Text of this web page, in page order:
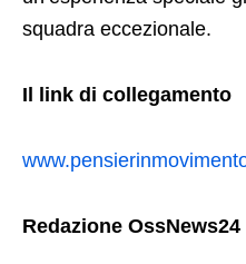
squadra eccezionale.
Il link di collegamento
Redazione OssNews24